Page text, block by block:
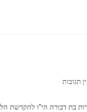
תגובות
בת דבורה הי"ו להקדשת